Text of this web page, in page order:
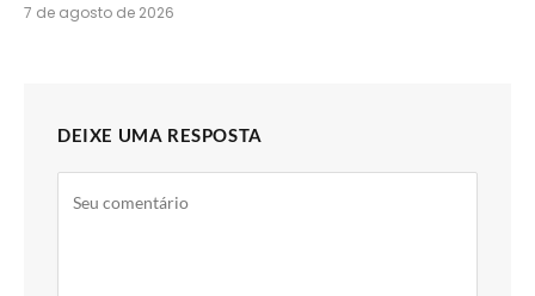
7 de agosto de 2026
DEIXE UMA RESPOSTA